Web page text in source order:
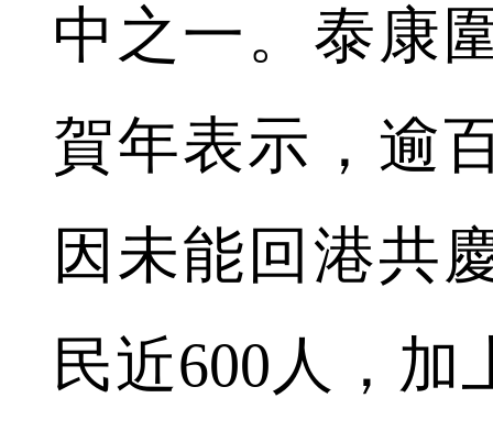
中之一。泰康
賀年表示，逾
因未能回港共
民近600人，加